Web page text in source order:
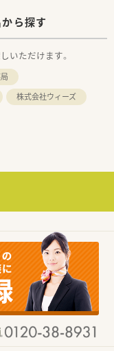
ら探す
いただけます。
株式会社ウィーズ